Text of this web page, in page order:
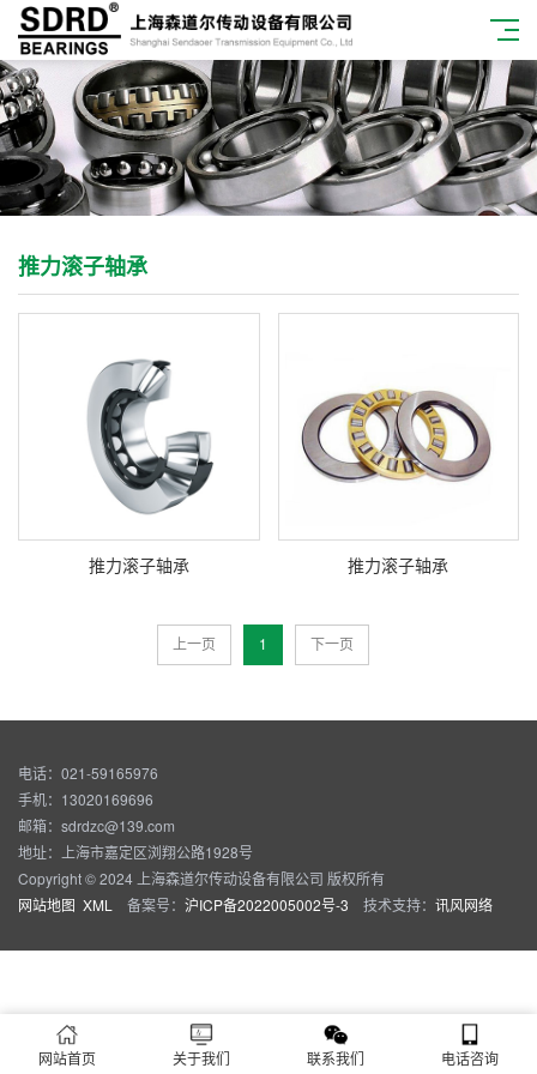
推力滚子轴承
推力滚子轴承 推力滚子轴承
上一页 1 下一页
电话：021-59165976
手机：13020169696
邮箱：sdrdzc@139.com
地址：上海市嘉定区浏翔公路1928号
Copyright © 2024 上海森道尔传动设备有限公司 版权所有
网站地图 XML 备案号： 沪ICP备2022005002号-3 技术支持： 讯风网络
网站首页 关于我们 联系我们 电话咨询